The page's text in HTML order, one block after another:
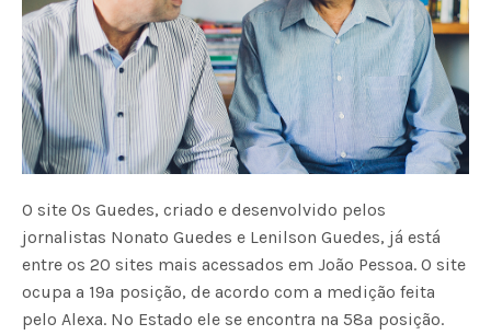
O site Os Guedes, criado e desenvolvido pelos
jornalistas Nonato Guedes e Lenilson Guedes, já está
entre os 20 sites mais acessados em João Pessoa. O site
ocupa a 19ª posição, de acordo com a medição feita
pelo Alexa. No Estado ele se encontra na 58ª posição.